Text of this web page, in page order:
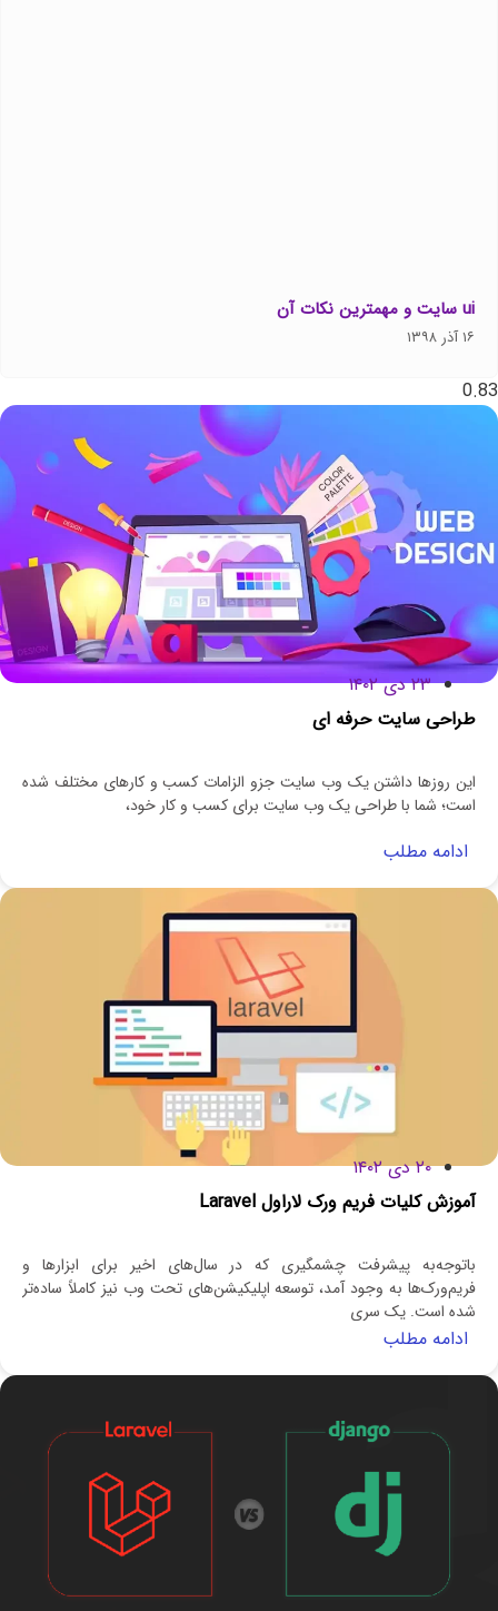
ui سایت و مهمترین نکات آن
۱۶ آذر ۱۳۹۸
۲۳ دی ۱۴۰۲
طراحی سایت حرفه ای
این روزها داشتن یک وب سایت جزو الزامات کسب و کارهای مختلف شده
است؛ شما با طراحی یک وب سایت برای کسب و کار خود،
ادامه مطلب
۲۰ دی ۱۴۰۲
آموزش کلیات فریم ورک لاراول Laravel
باتوجه‌به پیشرفت چشمگیری که در سال‌های اخیر برای ابزارها و
فریم‌ورک‌ها به وجود آمد، توسعه اپلیکیشن‌های تحت وب نیز کاملاً ساده‌تر
شده است. یک سری
ادامه مطلب